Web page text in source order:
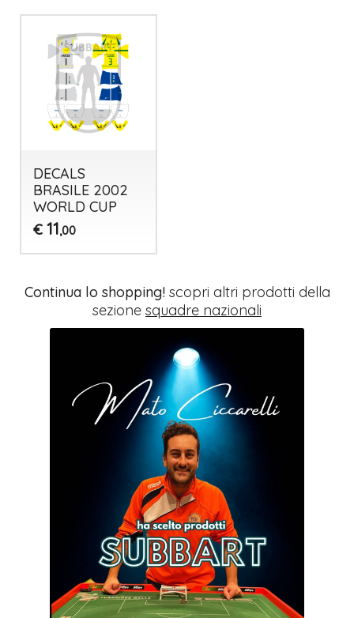
DECALS
BRASILE 2002
WORLD CUP
€ 11,00
Continua lo shopping!scopri altri prodotti della
sezione squadre nazionali